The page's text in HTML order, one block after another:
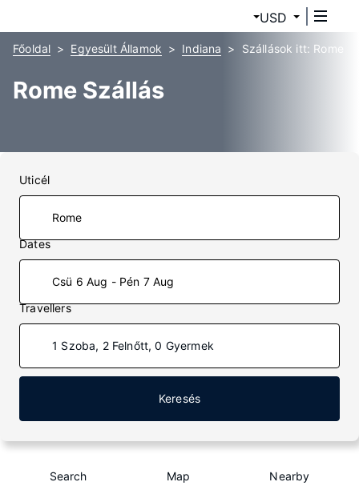
USD
Főoldal Egyesült Államok Indiana Szállások itt: Rome
Rome Szállás
Uticél
Dates
Csü 6 Aug - Pén 7 Aug
Travellers
1 Szoba, 2 Felnőtt, 0 Gyermek
Keresés
Search Map Nearby